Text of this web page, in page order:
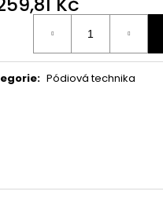
: Pódiová technika